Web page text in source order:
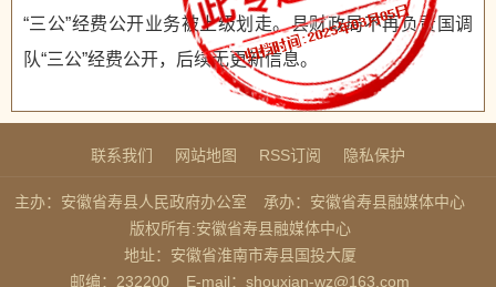
“三公”经费公开业务被上级划走。县财政局不再负责国调
队“三公”经费公开，后续无更新信息。
联系我们 网站地图 RSS订阅 隐私保护
主办：安徽省寿县人民政府办公室
承办：安徽省寿县融媒体中心
版权所有:安徽省寿县融媒体中心
地址：安徽省淮南市寿县国投大厦
邮编：232200
E-mail：shouxian-wz@163.com